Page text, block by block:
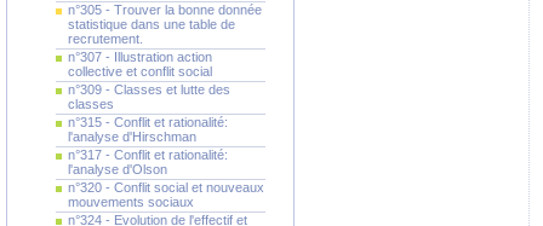
n°305 - Trouver la bonne donnée
statistique dans une table de
recrutement.
n°307 - Illustration action
collective et conflit social
n°309 - Classes et lutte des
classes
n°315 - Conflit et rationalité:
l'analyse d'Hirschman
n°317 - Conflit et rationalité:
l'analyse d'Olson
n°320 - Conflit social et nouveaux
mouvements sociaux
n°324 - Evolution de l'effectif et